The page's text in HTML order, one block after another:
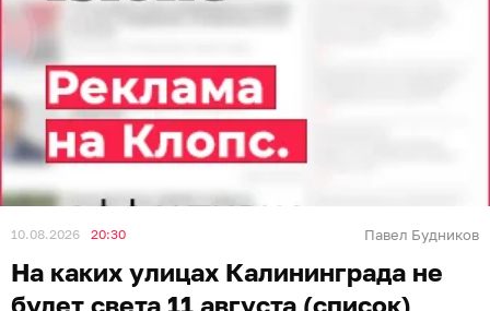
10.08.2026 20:30 Павел Будников
На каких улицах Калининграда не
будет света 11 августа (список)